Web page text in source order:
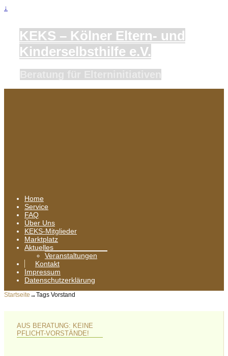
↓
KEKS – Kölner Eltern- und
Kinderselbsthilfe e.V.
Home
Service
FAQ
Über Uns
KEKS-Mitglieder
Marktplatz
Aktuelles
Veranstaltungen
Kontakt
Impressum
Datenschutzerklärung
Startseite →Tags Vorstand
AUS BERATUNG: KEINE
PFLICHT-VORSTÄNDE!